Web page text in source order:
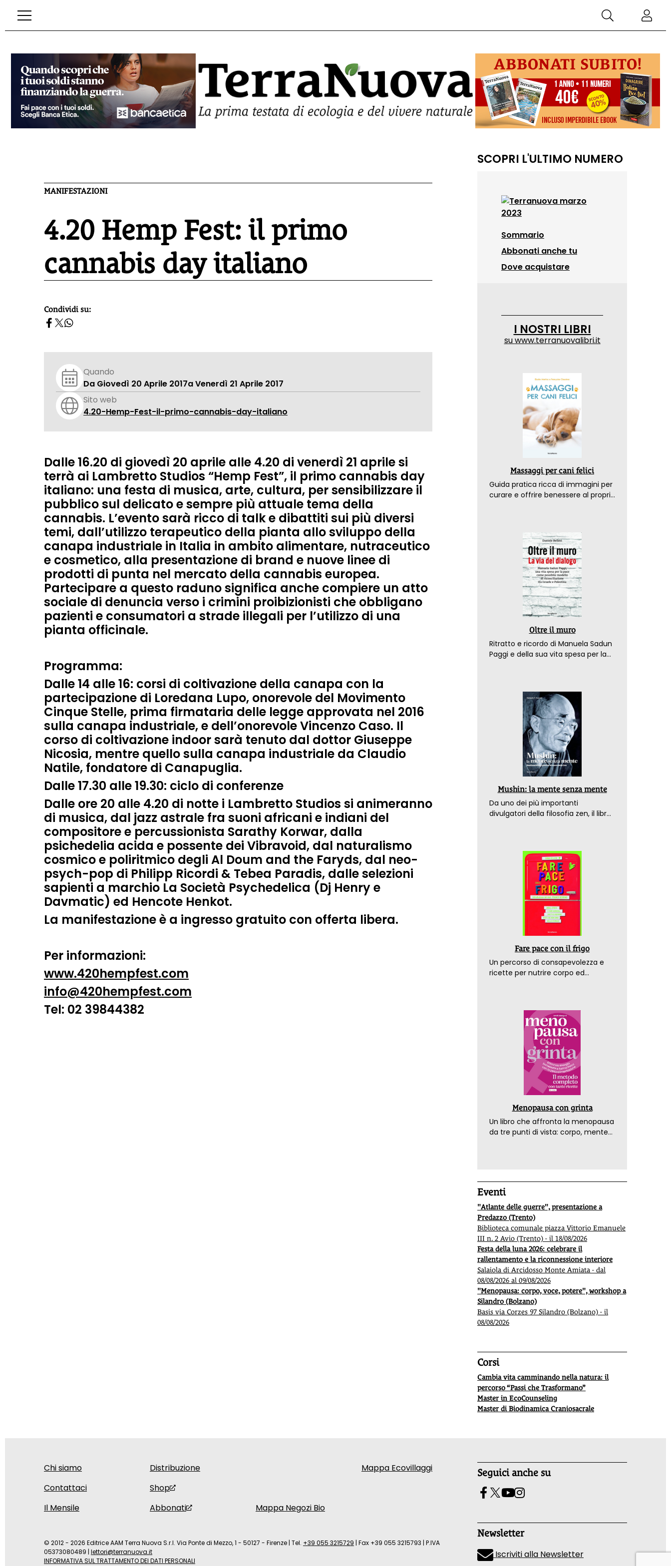
MANIFESTAZIONI
4.20 Hemp Fest: il primo
cannabis day italiano
homepage h2
Condividi su:
Quando
Da Giovedì 20 Aprile 2017a Venerdì 21 Aprile 2017
Sito web
4.20-Hemp-Fest-il-primo-cannabis-day-italiano
Dalle 16.20 di giovedì 20 aprile alle 4.20 di venerdì 21 aprilesi
terrà ai Lambretto Studios “Hemp Fest”, il primo cannabis day
italiano: una festa di musica, arte, cultura, per sensibilizzare il
pubblico sul delicato e sempre più attuale tema della
cannabis. L’evento sarà ricco di talk e dibattiti sui più diversi
temi, dall’utilizzo terapeutico della pianta allo sviluppo della
canapa industriale in Italia in ambito alimentare, nutraceutico
e cosmetico, alla presentazione di brand e nuove linee di
prodotti di punta nel mercato della cannabis europea.
Partecipare a questo raduno significa anche compiere un atto
sociale di denuncia verso i crimini proibizionisti che obbligano
pazienti e consumatori a strade illegali per l’utilizzo di una
pianta officinale.
Programma:
Dalle 14 alle 16: corsi di coltivazione della canapa con la
partecipazione di Loredana Lupo, onorevole del Movimento
Cinque Stelle, prima firmataria delle legge approvata nel 2016
sulla canapa industriale, e dell’onorevole Vincenzo Caso. Il
corso di coltivazione indoor sarà tenuto dal dottor Giuseppe
Nicosia, mentre quello sulla canapa industriale da Claudio
Natile, fondatore di Canapuglia.
Dalle 17.30 alle 19.30: ciclo di conferenze
Dalle ore 20 alle 4.20 di notte i Lambretto Studios si animeranno
di musica, dal jazz astrale fra suoni africani e indiani del
compositore e percussionista Sarathy Korwar, dalla
psichedelia acida e possente dei Vibravoid, dal naturalismo
cosmico e poliritmico degli Al Doum and the Faryds, dal neo-
psych-pop di Philipp Ricordi & Tebea Paradis, dalle selezioni
sapienti a marchio La Società Psychedelica (Dj Henry e
Davmatic) ed Hencote Henkot.
La manifestazione è a ingresso gratuito con offerta libera.
Per informazioni:
www.420hempfest.com
info@420hempfest.com
Tel: 02 39844382
SCOPRI L'ULTIMO NUMERO
Sommario
Abbonati anche tu
Dove acquistare
I NOSTRI LIBRI
suwww.terranuovalibri.it
Massaggi per cani felici
Guida pratica ricca di immagini per
curare e offrire benessere al proprio
Oltre il muro
Ritratto e ricordo di Manuela Sadun
Paggi e della sua vita spesa per la
Mushin: la mente senza mente
Da uno dei più importanti
divulgatori della filosofia zen, il libro
Fare pace con il frigo
Un percorso di consapevolezza e
ricette per nutrire corpo ed
Menopausa con grinta
Un libro che affronta la menopausa
da tre punti di vista: corpo, mente
Eventi
"Atlante delle guerre", presentazione a
Predazzo (Trento)
Biblioteca comunale piazza Vittorio Emanuele
III n. 2 Avio (Trento) - il 18/08/2026
Festa della luna 2026: celebrare il
rallentamento e la riconnessione interiore
Salaiola di Arcidosso Monte Amiata - dal
08/08/2026 al 09/08/2026
"Menopausa: corpo, voce, potere", workshop a
Silandro (Bolzano)
Basis via Corzes 97 Silandro (Bolzano) - il
08/08/2026
Corsi
Cambia vita camminando nella natura: il
percorso “Passi che Trasformano”
Master in EcoCounseling
Master di Biodinamica Craniosacrale
Chi siamo
Contattaci
Il Mensile
Distribuzione
Shop
Abbonati
Mappa Negozi Bio
Mappa Ecovillaggi Seguici anche su
Newsletter
Iscriviti alla Newsletter
© 2012 - 2026 Editrice AAM Terra Nuova S.r.l. Via Ponte di Mezzo, 1 - 50127 - Firenze | Tel. +39 055 3215729 | Fax +39 055 3215793 | P.IVA
05373080489 | lettori@terranuova.it
INFORMATIVA SUL TRATTAMENTO DEI DATI PERSONALI